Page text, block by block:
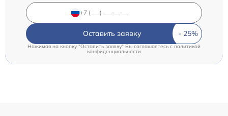
Оставить заявку
Нажимая на кнопку "Оставить заявку" Вы соглашаетесь cполитикой
конфиденциальности